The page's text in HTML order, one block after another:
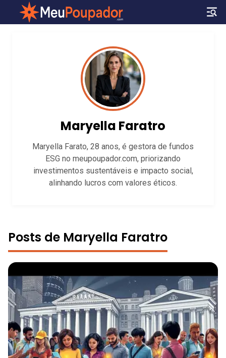
Maryella Faratro
Maryella Farato, 28 anos, é gestora de fundos
ESG no meupoupador.com, priorizando
investimentos sustentáveis e impacto social,
alinhando lucros com valores éticos.
Posts de Maryella Faratro